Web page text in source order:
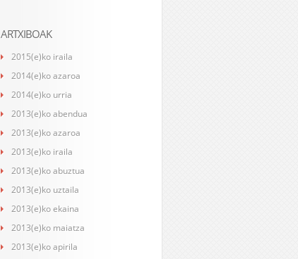
ARTXIBOAK
2015(e)ko iraila
2014(e)ko azaroa
2014(e)ko urria
2013(e)ko abendua
2013(e)ko azaroa
2013(e)ko iraila
2013(e)ko abuztua
2013(e)ko uztaila
2013(e)ko ekaina
2013(e)ko maiatza
2013(e)ko apirila